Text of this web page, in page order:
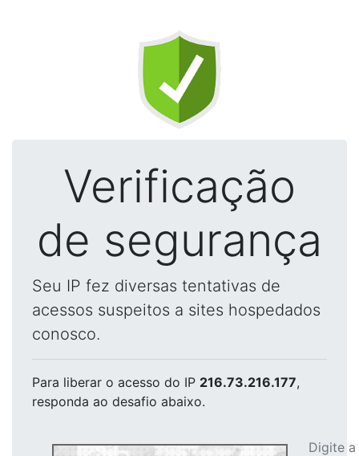
Verificação
de segurança
Seu IP fez diversas tentativas de
acessos suspeitos a sites hospedados
conosco.
Para liberar o acesso do IP 216.73.216.177,
responda ao desafio abaixo.
Digite